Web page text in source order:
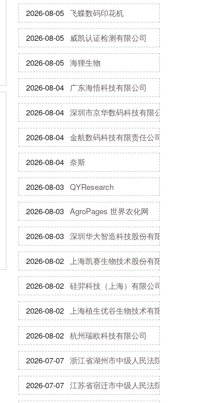
2026-08-05 飞蝶数码印花机
2026-08-05 威凯认证检测有限公司
2026-08-05 海狸生物
2026-08-04 广东海悟科技有限公司
2026-08-04 深圳市京华数码科技有限公司
2026-08-04 金航数码科技有限责任公司
2026-08-04 奈斯
2026-08-03 QYResearch
2026-08-03 AgroPages 世界农化网
2026-08-03 深圳华大智造科技股份有限公司
2026-08-02 上海凯赛生物技术股份有限公司
2026-08-02 硅羿科技（上海）有限公司
2026-08-02 上海植生优谷生物技术有限公司
2026-08-02 杭州瑞欧科技有限公司
2026-07-07 浙江省湖州市中级人民法院
2026-07-07 江苏省宿迁市中级人民法院